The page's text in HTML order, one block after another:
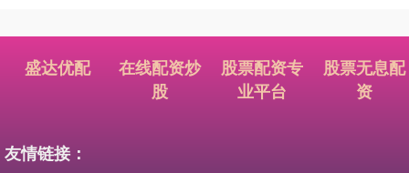
盛达优配
在线配资炒
股
股票配资专
业平台
股票无息配
资
友情链接：